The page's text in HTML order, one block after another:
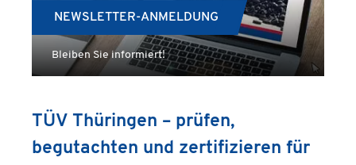
NEWSLETTER-ANMELDUNG
Bleiben Sie informiert!
TÜV Thüringen – prüfen,
begutachten und zertifizieren für